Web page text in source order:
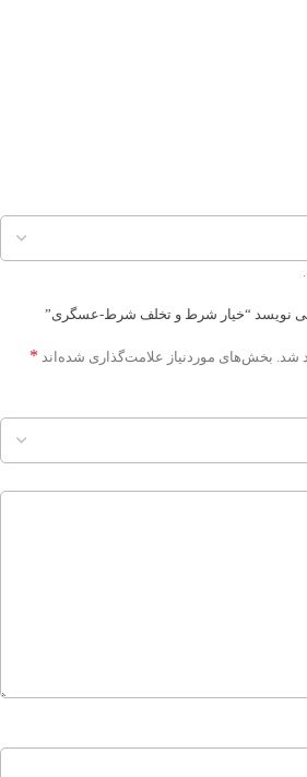
می نویسد “خیار شرط و تخلف شرط-عسگری”
شد. بخش‌های موردنیاز علامت‌گذاری شده‌اند *